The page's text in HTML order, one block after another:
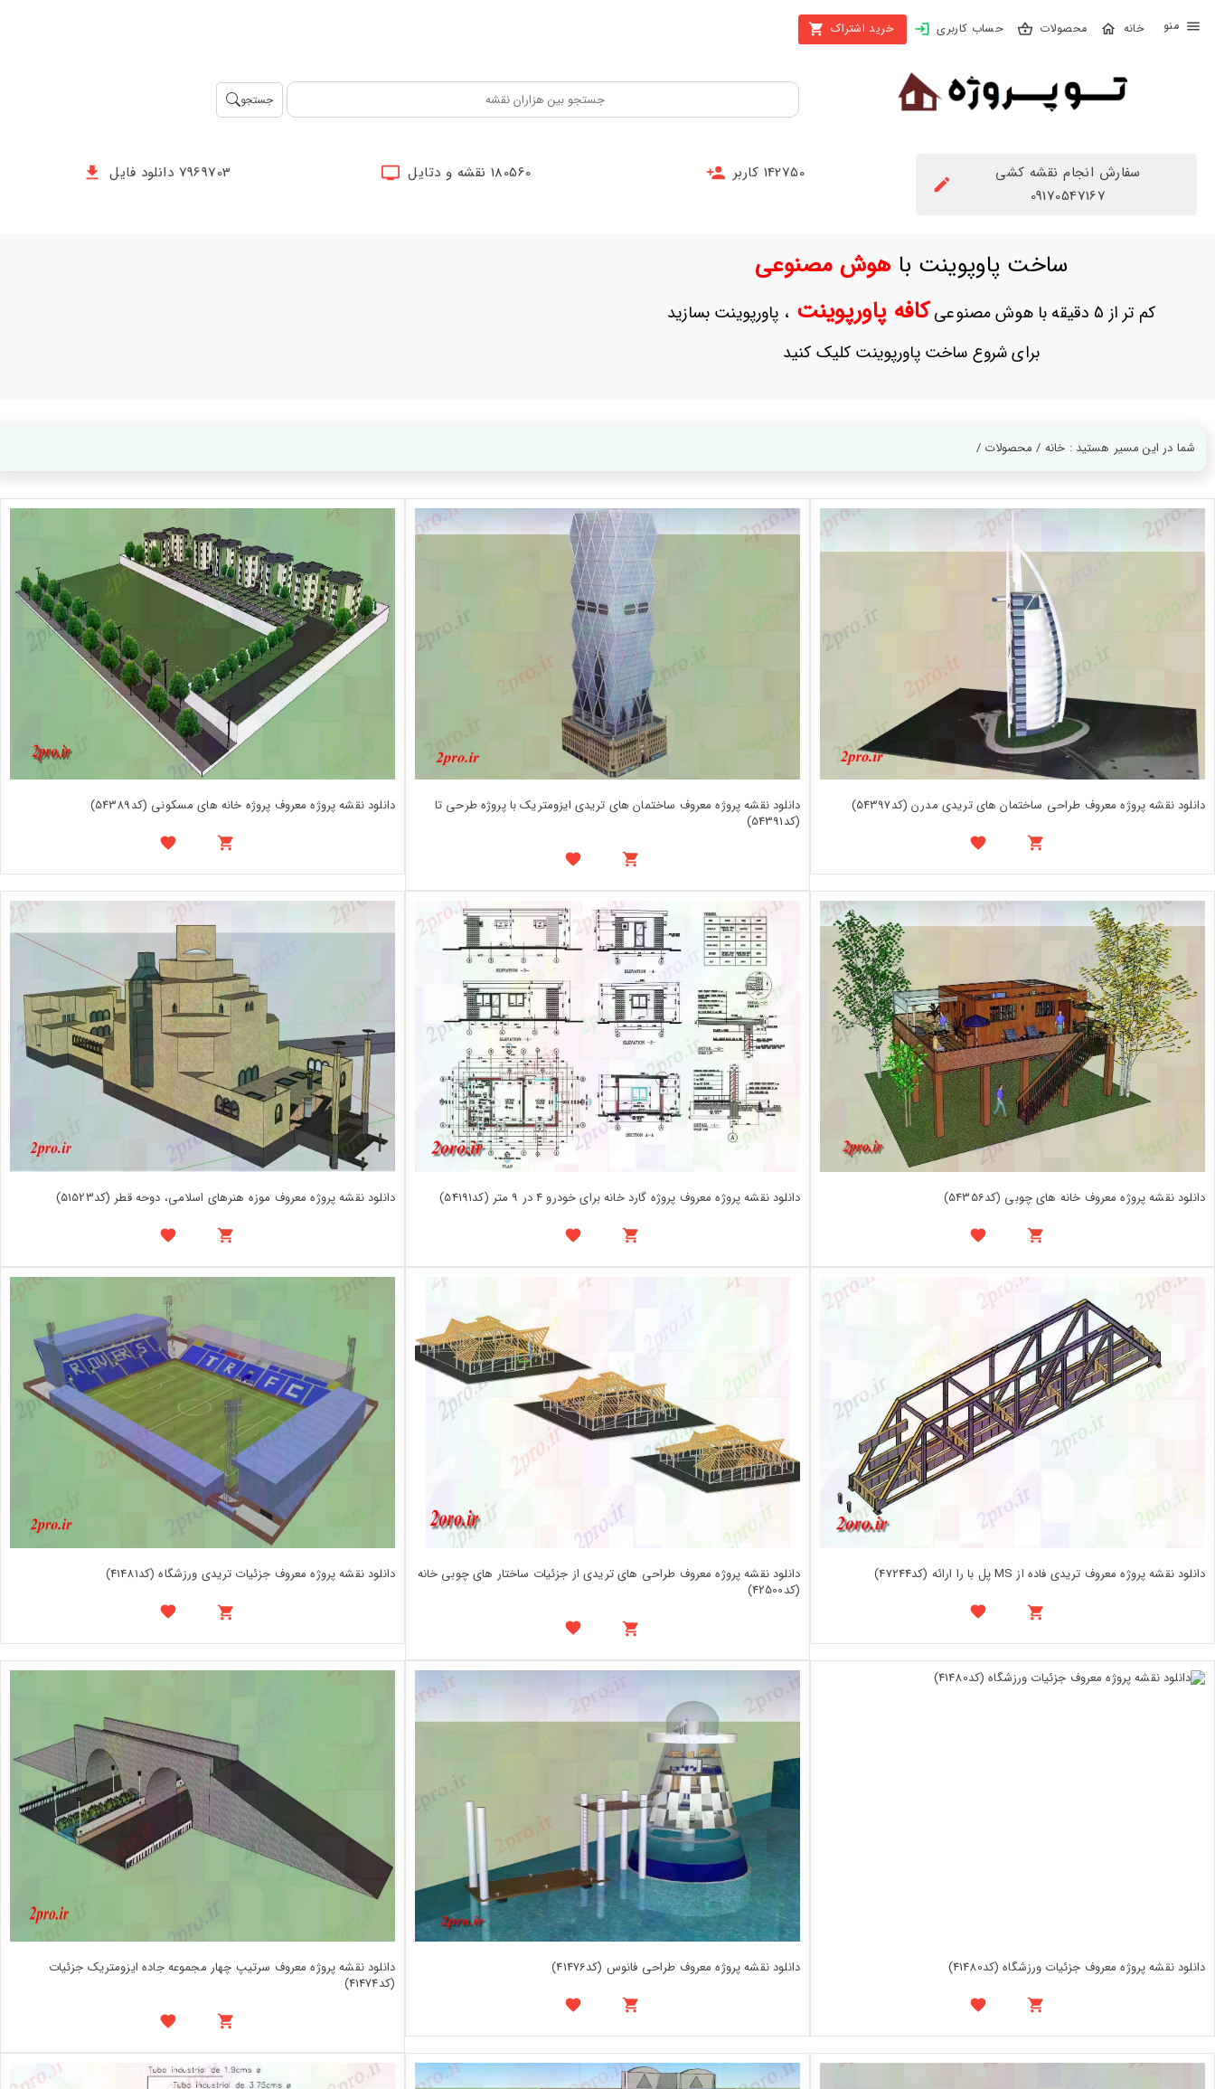
محصولات حساب کاربری خرید اشتراک
بستن
محصولات
حساب
ثبت
نام
بازیابی
علاقه
جستجو
سفارش انجام نقشه کشی
09170547167
142750 کاربر 180560 نقشه و دتایل 7969703 دانلود فایل
ساخت پاوپوینت باهوش مصنوعی
کم تر از 5 دقیقه با هوش مصنوعی کافه پاورپوینت، پاورپوینت بسازید
برای شروع ساخت پاورپوینت کلیک کنید
شما در این مسیر هستید : خانه / محصولات /
دانلود نقشه پروژه معروف طراحی ساختمان های تریدی مدرن (کد54397)
دانلود نقشه پروژه معروف ساختمان های تریدی ایزومتریک با پروژه طرحی تا
(کد54391)
دانلود نقشه پروژه معروف پروژه خانه های مسکونی (کد54389)
دانلود نقشه پروژه معروف خانه های چوبی (کد54356) دانلود نقشه پروژه معروف پروژه گارد خانه برای خودرو 4 در 9 متر (کد54191) دانلود نقشه پروژه معروف موزه هنرهای اسلامی، دوحه قطر (کد51523)
دانلود نقشه پروژه معروف تریدی فاده از MS پل با را ارائه (کد47244)
دانلود نقشه پروژه معروف طراحی های تریدی از جزئیات ساختار های چوبی خانه
(کد42500)
دانلود نقشه پروژه معروف جزئیات تریدی ورزشگاه (کد41481)
دانلود نقشه پروژه معروف جزئیات ورزشگاه (کد41480) دانلود نقشه پروژه معروف طراحی فانوس (کد41476)
دانلود نقشه پروژه معروف سرتیپ چهار مجموعه جاده ایزومتریک جزئیات
(کد41474)